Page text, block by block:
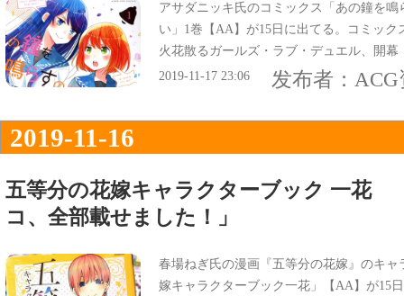
アサダニッキ氏のコミックス「あの鐘を
い」1巻【AA】が15日に出てる。コミッ
火花散るガールズ・ラブ・デュエル、開幕
2019-11-17 23:06
发布者：
2019-11-16
五等分の花嫁キャラクターブック 一花
コ、全部載せました！」
春場ねぎ氏の漫画『五等分の花嫁』のキ
嫁キャラクターブック一花」【AA】が15